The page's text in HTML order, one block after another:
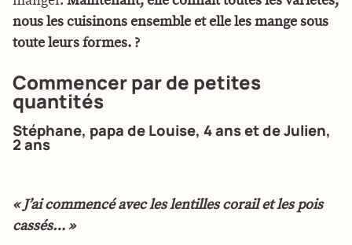
nous les cuisinons ensemble et elle les mange sous
toute leurs formes. ?
Commencer par de petites
quantités
Stéphane, papa de Louise, 4 ans et de Julien,
2 ans
« J’ai commencé avec les lentilles corail et les pois
cassés… »